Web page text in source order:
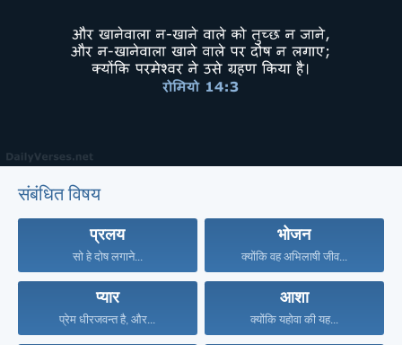
संबंधित विषय
प्रलय
सो हे दोष लगाने...
भोजन
क्योंकि वह अभिलाषी जीव...
प्यार
प्रेम धीरजवन्त है, और...
आशा
क्योंकि यहोवा की यह...